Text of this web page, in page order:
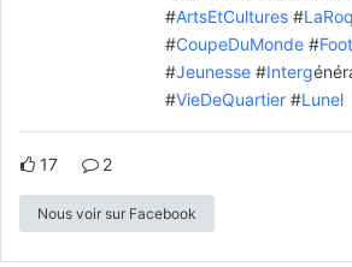
#ArtsEtCultures#
#CoupeDuMonde#
#Jeunesse#Interg
#VieDeQuartier#Lunel
17 2
Nous voir sur Facebook